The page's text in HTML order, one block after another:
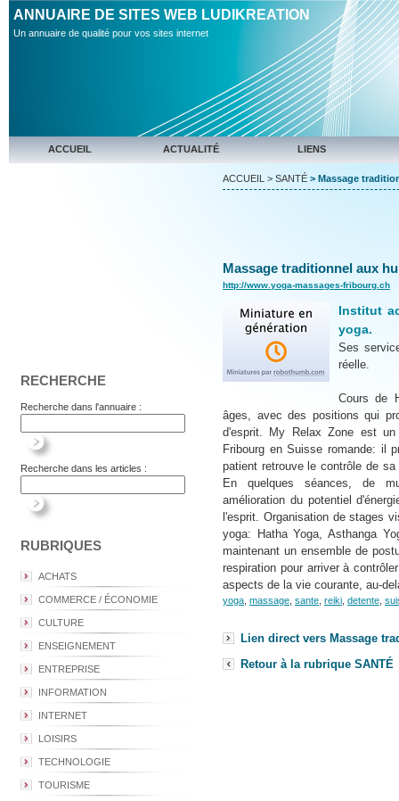
ANNUAIRE DE SITES WEB LUDIKREATION
Un annuaire de qualité pour vos sites internet
ACCUEIL ACTUALITÉ LIENS
RECHERCHE
Recherche dans l'annuaire :
Recherche dans les articles :
RUBRIQUES
ACHATS
COMMERCE / ÉCONOMIE
CULTURE
ENSEIGNEMENT
ENTREPRISE
INFORMATION
INTERNET
LOISIRS
TECHNOLOGIE
TOURISME
ACCUEIL > SANTÉ > Massage
Massage traditionnel aux
http://www.yoga-massages-fribourg.ch
Institut
yoga.
Ses
réelle.
Cours de
âges, avec des positions qui
d'esprit. My Relax Zone est
Fribourg en Suisse romande: il
patient retrouve le contrôle de
En quelques séances, de
amélioration du potentiel
l'esprit. Organisation de stages
yoga: Hatha Yoga, Asthanga
maintenant un ensemble de
respiration pour arriver à
aspects de la vie courante, au-
yoga massage sante reiki detente
Lien direct vers Massage
Retour à la rubrique SANTÉ